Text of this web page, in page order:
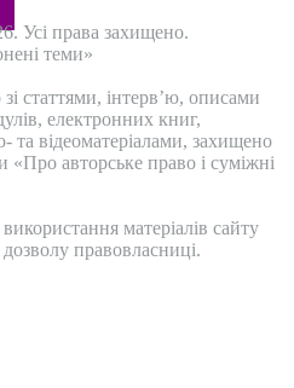
Усі права захищено.
теми»
статтями, інтерв’ю, описами
електронних книг,
та відеоматеріалами, захищено
«Про авторське право і суміжні
матеріалів сайту
правовласниці.